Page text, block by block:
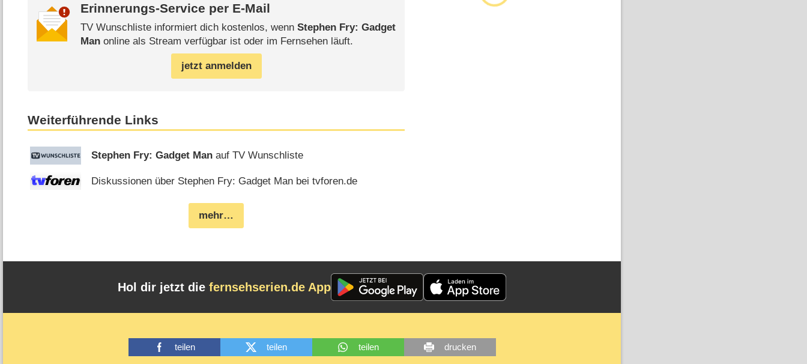
Erinnerungs-Service per E-Mail
TV Wunschliste informiert dich kostenlos, wenn Stephen Fry: Gadget
Manonline als Stream verfügbar ist oder im Fernsehen läuft.
jetzt anmelden
Weiterführende Links
Stephen Fry: Gadget Man auf TV Wunschliste
Diskussionen über Stephen Fry: Gadget Man bei tvforen.de
mehr…
Hol dir jetzt die fernsehserien.de App
teilen teilen teilen drucken